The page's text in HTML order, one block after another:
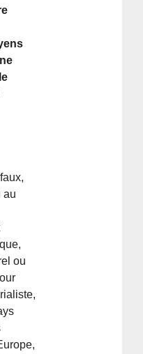
au
ou